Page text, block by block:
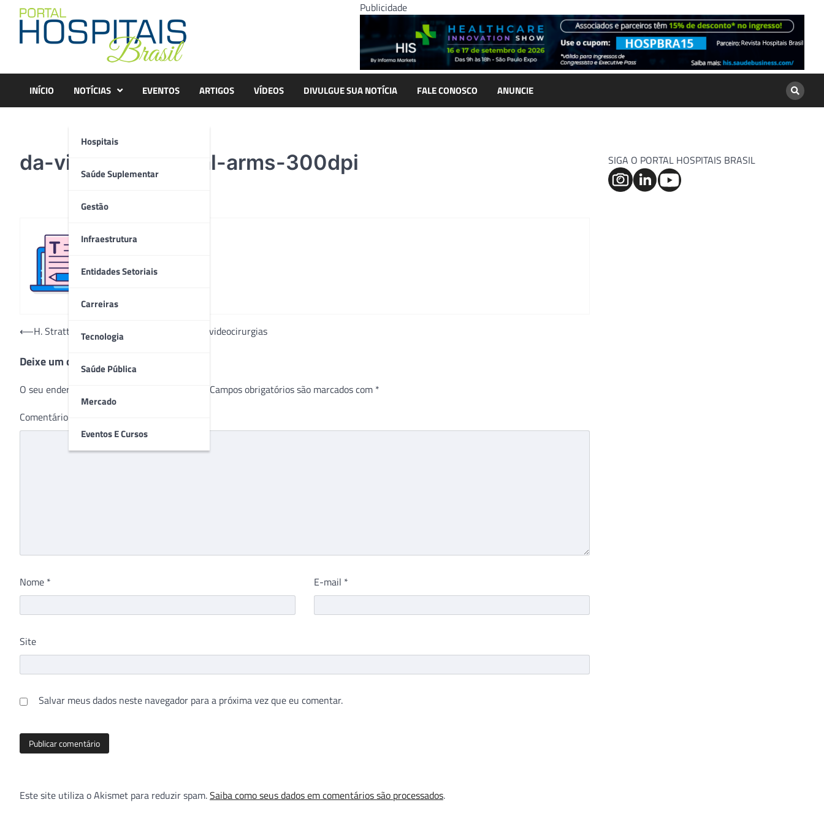
content
Publicidade
INÍCIO NOTÍCIAS
Hospitais
Saúde Suplementar
Gestão
Infraestrutura
Entidades Setoriais
Carreiras
Tecnologia
Saúde Pública
Mercado
Eventos E Cursos
EVENTOS ARTIGOS VÍDEOS DIVULGUE SUA NOTÍCIA FALE CONOSCO ANUNCIE
da-vinci-xi-surgical-arms-300dpi
Navegação
Post
⟵H. Strattner: evolução em tecnologia para videocirurgias
Deixe um comentário
O seu endereço de e-mail não será publicado. Campos obrigatórios são marcados com *
Comentário
Nome * E-mail *
Site
Salvar meus dados neste navegador para a próxima vez que eu comentar.
Este site utiliza o Akismet para reduzir spam.Saiba como seus dados em comentários são processados.
SIGA O PORTAL HOSPITAIS BRASIL